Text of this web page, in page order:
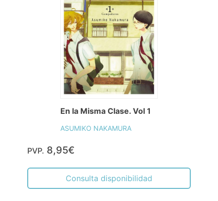
En la Misma Clase. Vol 1
ASUMIKO NAKAMURA
PVP. 8,95€
Consulta disponibilidad